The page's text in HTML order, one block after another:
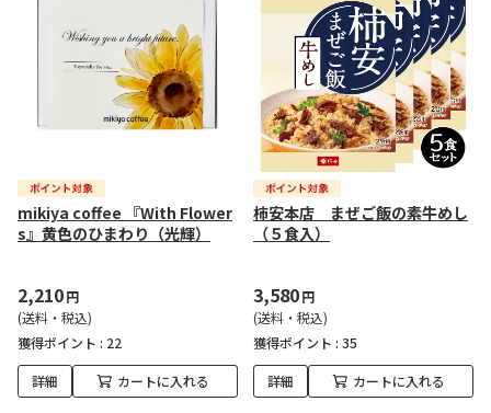
mikiya coffee 『With Flower
s』黄色のひまわり（光輝）
2,210円
(送料・税込)
獲得ポイント : 22
詳細 カートに入れる
柿安本店 まぜご飯の素牛めし
（５食入）
3,580円
(送料・税込)
獲得ポイント : 35
詳細 カートに入れる